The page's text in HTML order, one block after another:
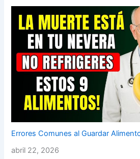
Errores Comunes al Guardar
abril 22, 2026